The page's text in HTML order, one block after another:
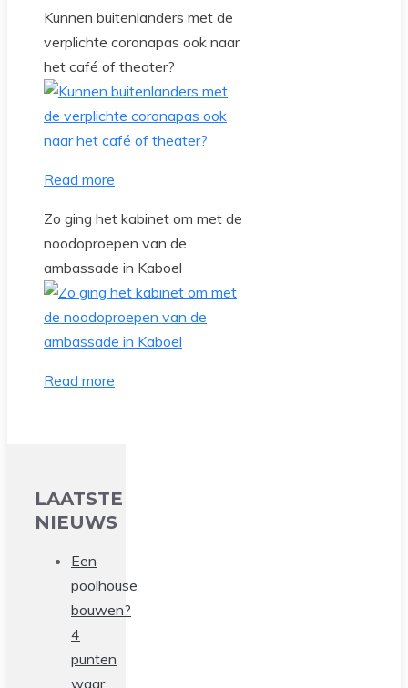
Kunnen buitenlanders met de
verplichte coronapas ook naar
het café of theater?
Read more
Zo ging het kabinet om met de
noodoproepen van de
ambassade in Kaboel
Read more
LAATSTE
NIEUWS
Een
poolhouse
bouwen?
4
punten
waar